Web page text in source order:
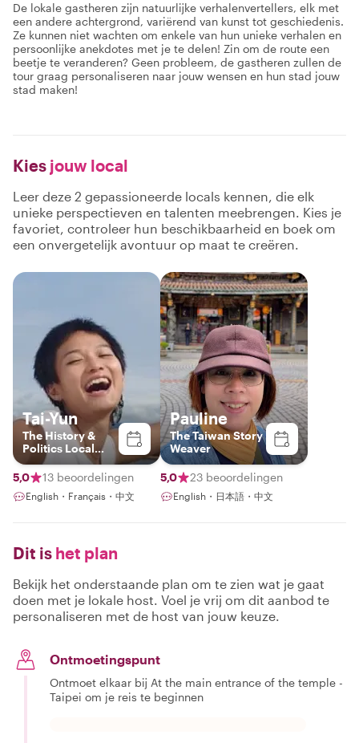
De lokale gastheren zijn natuurlijke verhalenvertellers, elk met
een andere achtergrond, variërend van kunst tot geschiedenis.
Ze kunnen niet wachten om enkele van hun unieke verhalen en
persoonlijke anekdotes met je te delen! Zin om de route een
beetje te veranderen? Geen probleem, de gastheren zullen de
tour graag personaliseren naar jouw wensen en hun stad jouw
stad maken!
Kies jouw local
Leer deze 2 gepassioneerde locals kennen, die elk
unieke perspectieven en talenten meebrengen. Kies je
favoriet, controleer hun beschikbaarheid en boek om
een onvergetelijk avontuur op maat te creëren.
Tai-Yun
The History &
Politics Local
Insider (English
and French
speaker)
5,0 13 beoordelingen
English・Français・中文
Pauline
The Taiwan Story
Weaver
5,0 23 beoordelingen
English・日本語・中文
Dit is het plan
Bekijk het onderstaande plan om te zien wat je gaat
doen met je lokale host. Voel je vrij om dit aanbod te
personaliseren met de host van jouw keuze.
Ontmoetingspunt
Ontmoet elkaar bij At the main entrance of the temple -
Taipei om je reis te beginnen